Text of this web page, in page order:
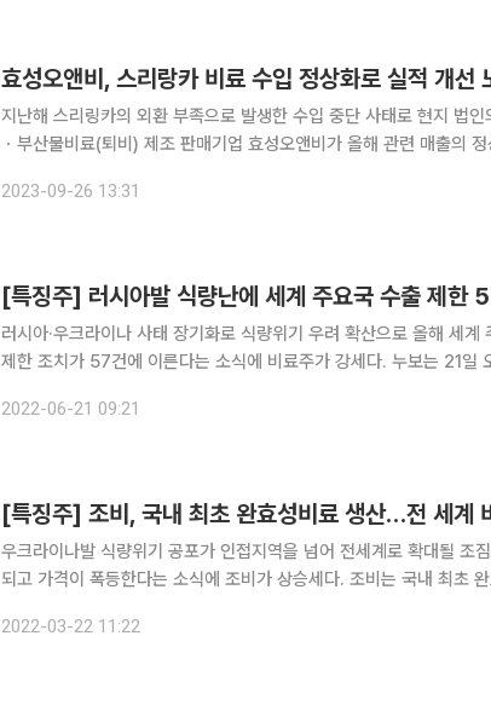
효성오앤비, 스리랑카 비료 수입 정상화로 실적 개선
지난해 스리링카의 외환 부족으로 발생한 수입 중단 사태로 현지 법
ㆍ부산물비료(퇴비) 제조 판매기업 효성오앤비가 올해 관련 매출의
2023-09-26 13:31
[특징주] 러시아발 식량난에 세계 주요국 수출 제한
러시아·우크라이나 사태 장기화로 식량위기 우려 확산으로 올해 세계
제한 조치가 57건에 이른다는 소식에 비료주가 강세다. 누보는 21일 오전 9시 19분 현재 전날보다
(4.58%), 남해화학(3.30%) 등도 오름세를
2022-06-21 09:21
우크라이나발 식량위기 공포가 인접지역을 넘어 전세계로 확대될 조
되고 가격이 폭등한다는 소식에 조비가 상승세다. 조비는 국내 최초 완효성비료, 4종비료 등 생산
전일대비 1100원(4.78%) 상승한 2만4100원에
2022-03-22 11:22